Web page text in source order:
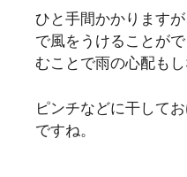
ひと手間かかります
で風をうけることが
むことで雨の心配もし
ピンチなどに干して
ですね。